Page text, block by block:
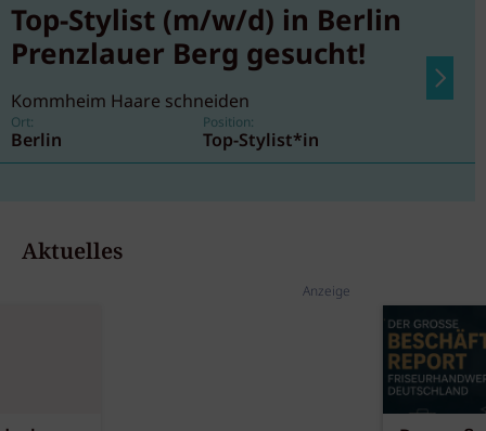
Top-Stylist (m/w/d) in Berlin
Prenzlauer Berg gesucht!
Kommheim Haare schneiden
Ort:
Berlin
Position:
Top-Stylist*in
Aktuelles
Anzeige